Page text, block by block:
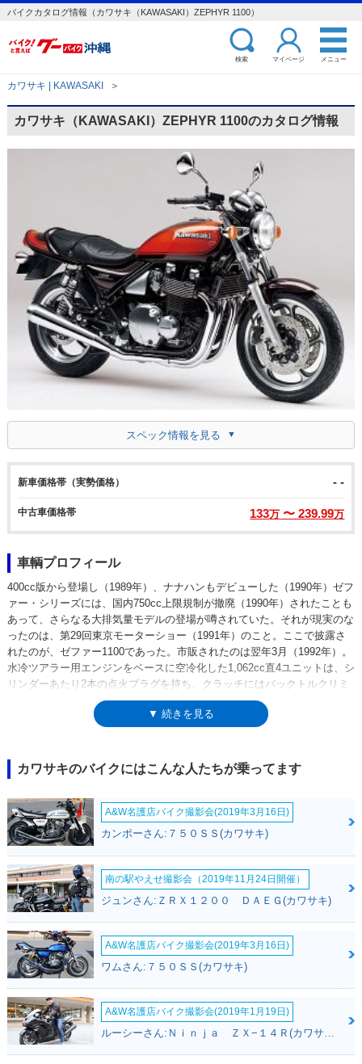
バイクカタログ情報（カワサキ（KAWASAKI）ZEPHYR 1100）
検索 マイページ メニュー
カワサキ | KAWASAKI ＞
カワサキ（KAWASAKI）ZEPHYR 1100のカタログ情報
スペック情報を見る
新車価格帯（実勢価格） - -
中古車価格帯 133万 〜 239.99万
車輌プロフィール
400cc版から登場し（1989年）、ナナハンもデビューした（1990年）ゼフ
ァー・シリーズには、国内750cc上限規制が撤廃（1990年）されたことも
あって、さらなる大排気量モデルの登場が噂されていた。それが現実のな
ったのは、第29回東京モーターショー（1991年）のこと。ここで披露さ
れたのが、ゼファー1100であった。市販されたのは翌年3月（1992年）。
水冷ツアラー用エンジンをベースに空冷化した1,062cc直4ユニットは、シ
リンダーあたり2本の点火プラグを持ち、クラッチにはバックトルクリミ
ッターも装備されていた。また、400や750と違い、フロントタイヤには
18インチ（リアは17インチ）ホイールが採用されていた。1992年から
だったが、生産の中止も平成19年排出ガス規制によるもの。少なからぬモ
デルがモデルヒストリーを終える中に、ゼファー1100の名前もあった。
派生モデルとしては、スポークホイール仕様のゼファー1100RS（1996-
2003）も存在した。
▼ 続きを見る
カワサキのバイクにはこんな人たちが乗ってます
A&W名護店バイク撮影会(2019年3月16日)
カンポーさん:７５０ＳＳ(カワサキ)
南の駅やえせ撮影会（2019年11月24日開催）
ジュンさん:ＺＲＸ１２００ ＤＡＥＧ(カワサキ)
A&W名護店バイク撮影会(2019年3月16日)
ワムさん:７５０ＳＳ(カワサキ)
A&W名護店バイク撮影会(2019年1月19日)